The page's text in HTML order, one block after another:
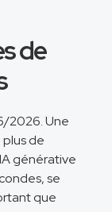
de
2026. Une
de
générative
se
que